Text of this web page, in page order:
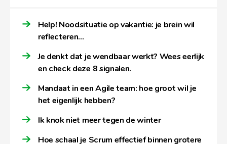
Help! Noodsituatie op vakantie: je brein wil
reflecteren…
Je denkt dat je wendbaar werkt? Wees eerlijk
en check deze 8 signalen.
Mandaat in een Agile team: hoe groot wil je
het eigenlijk hebben?
Ik knok niet meer tegen de winter
Hoe schaal je Scrum effectief binnen grotere